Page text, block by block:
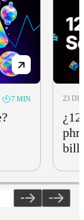
7 MIN 23